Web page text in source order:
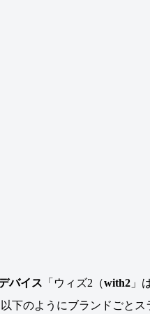
バイス 「ウィズ2（with2 」
下のようにブランドごとス